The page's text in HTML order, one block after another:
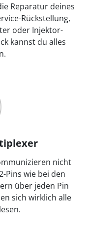
Reparatur deines
Rückstellung,
oder Injektor-
kannst du alles
nicht
Pins wie bei den
über jeden Pin
sich wirklich alle